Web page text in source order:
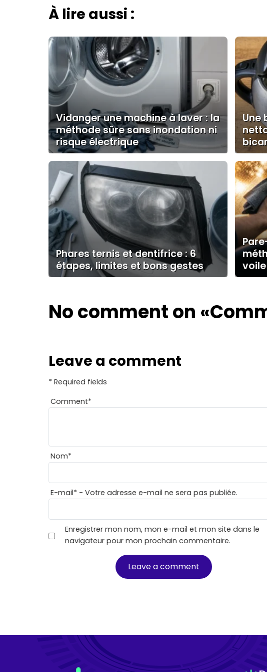
À lire aussi :
Vidanger une machine à laver : la
méthode sûre sans inondation ni
risque électrique
Une
Phares ternis et dentifrice : 6
étapes, limites et bons gestes
No comment on
Leave a comment
* Required fields
Comment*
Nom*
E-mail* - Votre adresse e-mail ne sera pas publiée.
Enregistrer mon nom, mon e-mail et mon site dans le
navigateur pour mon prochain commentaire.